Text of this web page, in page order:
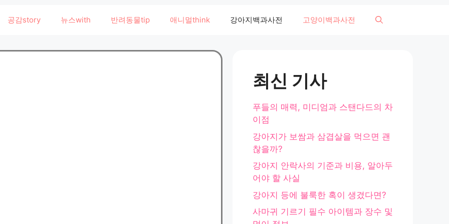
공감story 뉴스with 반려동물tip 애니멀think 강아지백과사전 고양이백과사전
최신 기사
푸들의 매력, 미디엄과 스탠다드의 차
이점
강아지가 보쌈과 삼겹살을 먹으면 괜
찮을까?
강아지 안락사의 기준과 비용, 알아두
어야 할 사실
강아지 등에 불룩한 혹이 생겼다면?
사마귀 기르기 필수 아이템과 장수 및